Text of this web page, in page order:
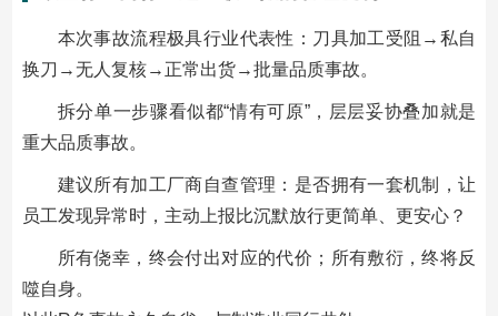
本次事故流程极具行业代表性：刀具加工受阻→私自
换刀→无人复核→正常出货→批量品质事故。
拆分单一步骤看似都“情有可原”，层层妥协叠加就是
重大品质事故。
建议所有加工厂商自查管理：是否拥有一套机制，让
员工发现异常时，主动上报比沉默放行更简单、更安心？
所有侥幸，终会付出对应的代价；所有敷衍，终将反
噬自身。